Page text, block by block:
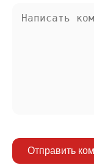
Отправить